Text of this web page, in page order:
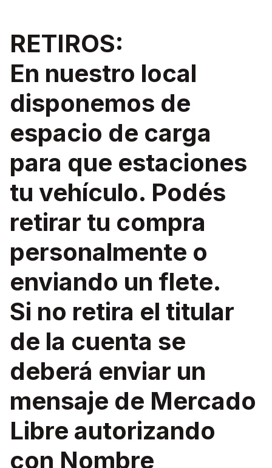
RETIROS:
En nuestro local
disponemos de
espacio de carga
para que estaciones
tu vehículo. Podés
retirar tu compra
personalmente o
enviando un flete.
Si no retira el titular
de la cuenta se
deberá enviar un
mensaje de Mercado
Libre autorizando
con Nombre